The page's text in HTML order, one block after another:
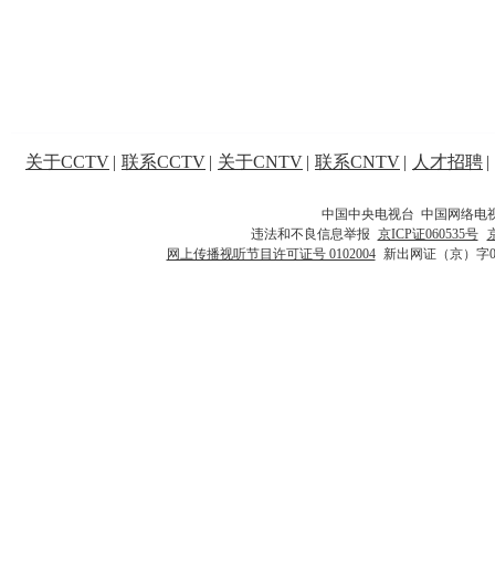
关于CCTV | 联系CCTV | 关于CNTV | 联系CNTV | 人才招聘 |
中国中央电视台 中国网络电
违法和不良信息举报 京ICP证060535号
网上传播视听节目许可证号 0102004 新出网证（京）